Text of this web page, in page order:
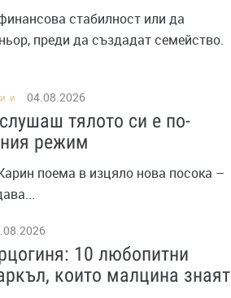
стабилност или да
преди да създадат семейство.
04.08.2026
тялото си е по-
режим
поема в изцяло нова посока –
10 любопитни
които малцина знаят